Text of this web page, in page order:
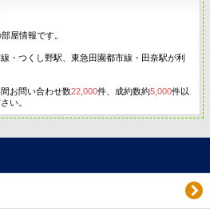
屋情報です。
・つくし野駅、東急田園都市線・田奈駅が利
お問い合わせ数22,000件、成約数約5,000件以
い。